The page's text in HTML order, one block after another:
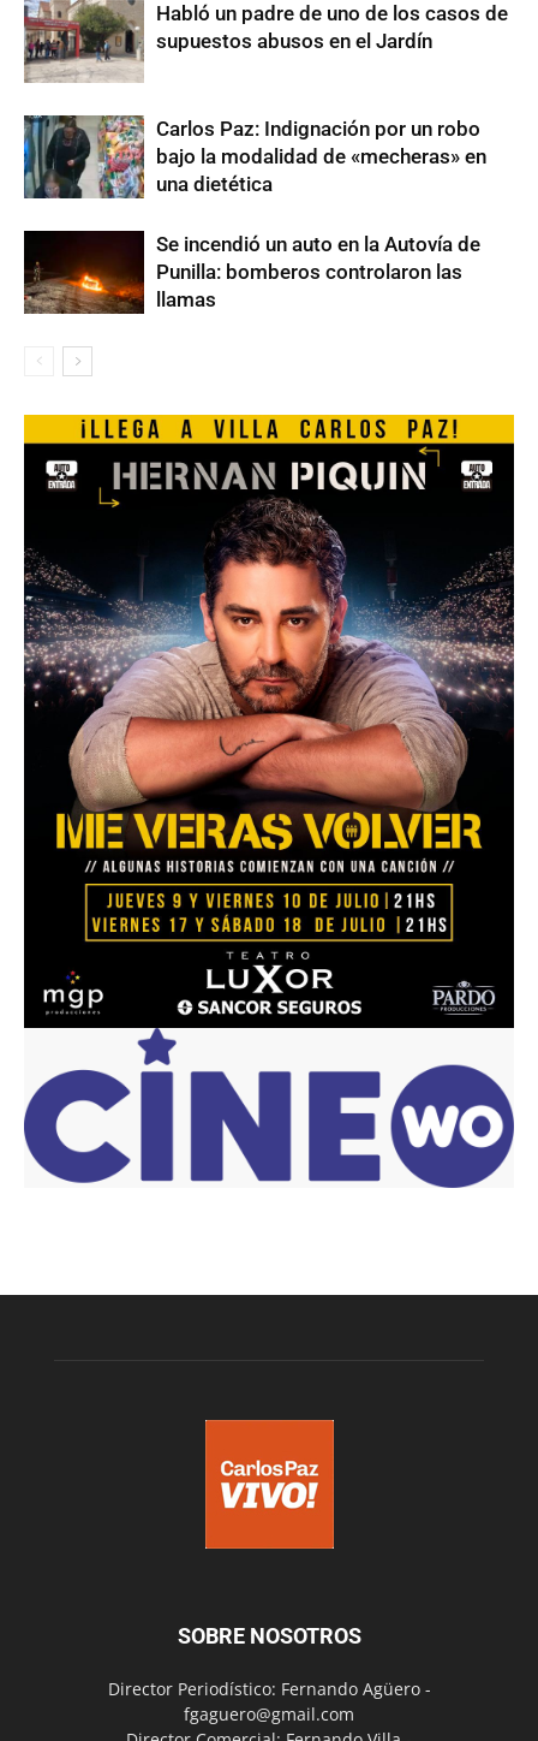
Habló un padre de uno de los casos de
supuestos abusos en el Jardín
Carlos Paz: Indignación por un robo
bajo la modalidad de «mecheras» en
una dietética
Se incendió un auto en la Autovía de
Punilla: bomberos controlaron las
llamas
SOBRE NOSOTROS
Director Periodístico: Fernando Agüero -
fgaguero@gmail.com